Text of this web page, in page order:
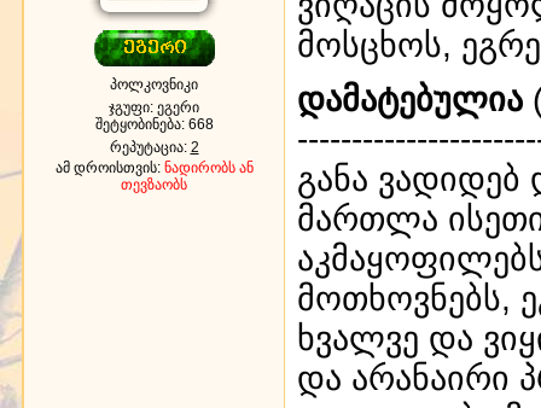
პოლკოვნიკი
ჯგუფი: ეგერი
შეტყობინება: 668
რეპუტაცია: 2
ამ დროისთვის: ნადირობს ან
თევზაობს
მოსცხოს,
დამატებულია
განა ვადიდებ
მართლა
მოთხოვნებს,
ხვალვე და
და არანაირი